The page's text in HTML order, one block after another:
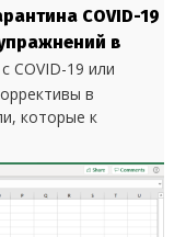
COVID-19
в
COVID-19 или
в
которые к